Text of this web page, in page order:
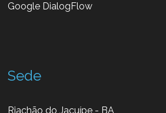
Google DialogFlow
Sede
Riachão do Jacuípe - BA